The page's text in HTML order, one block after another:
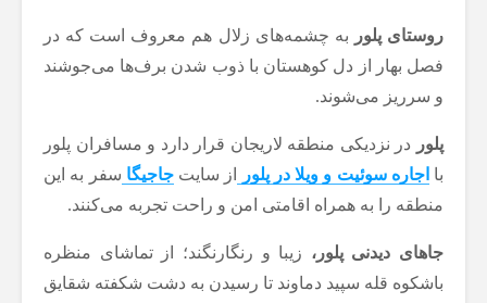
روستای پلور
به چشمه‌های زلال هم معروف است که در
فصل بهار از دل کوهستان با ذوب شدن برف‌ها می‌جوشند
و سرریز می‌شوند.
پلور
در نزدیکی منطقه لاریجان قرار دارد و مسافران پلور
با اجاره سوئیت و ویلا در پلور از سایتجاجیگا سفر به این
منطقه را به همراه اقامتی امن و راحت تجربه می‌کنند.
جاهای دیدنی پلور، زیبا و رنگارنگند؛ از تماشای منظره
باشکوه قله سپید دماوند تا رسیدن به دشت شکفته شقایق